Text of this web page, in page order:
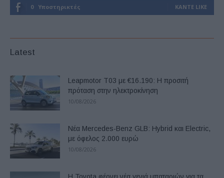
0 Υποστηρικτές ΚΆΝΤΕ LIKE
Latest
Leapmotor T03 με €16.190: Η προσιτή
πρόταση στην ηλεκτροκίνηση
10/08/2026
Νέα Mercedes-Benz GLB: Hybrid και Electric,
με όφελος 2.000 ευρώ
10/08/2026